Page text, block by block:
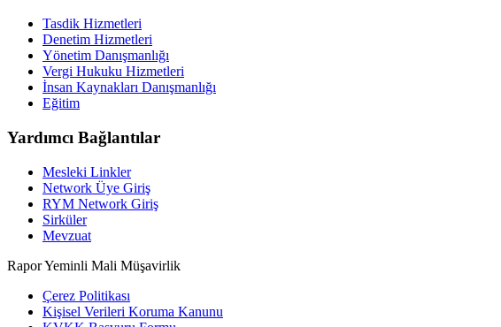
Tasdik Hizmetleri
Denetim Hizmetleri
Yönetim Danışmanlığı
Vergi Hukuku Hizmetleri
İnsan Kaynakları Danışmanlığı
Eğitim
Yardımcı Bağlantılar
Mesleki Linkler
Network Üye Giriş
RYM Network Giriş
Sirküler
Mevzuat
Rapor Yeminli Mali Müşavirlik
Çerez Politikası
Kişisel Verileri Koruma Kanunu